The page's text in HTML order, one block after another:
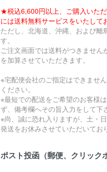
★税込6,600円以上、ご購入いた
には送料無料サービスをいたして
ただし、北海道、沖縄、および離
す。
ご注文画面では送料がつきません
を加算させていただきます。
※宅配便会社のご指定はできませ
ください。
※最短での配送をご希望のお客様
ず、備考欄へその旨入力をして下
※尚、誠に恐れ入りますが、土・
発送をお休みさせていただいてお
ポスト投函（郵便、クリック